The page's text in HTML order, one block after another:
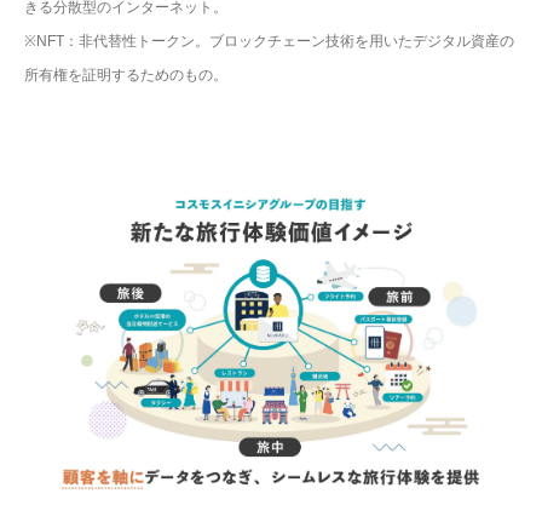
きる分散型のインターネット。
※NFT：非代替性トークン。ブロックチェーン技術を用いたデジタル資産の
所有権を証明するためのもの。